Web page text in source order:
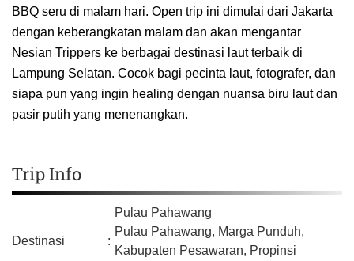
BBQ seru di malam hari. Open trip ini dimulai dari Jakarta
dengan keberangkatan malam dan akan mengantar
Nesian Trippers ke berbagai destinasi laut terbaik di
Lampung Selatan. Cocok bagi pecinta laut, fotografer, dan
siapa pun yang ingin healing dengan nuansa biru laut dan
pasir putih yang menenangkan.
Trip Info
Destinasi :
Pulau Pahawang
Pulau Pahawang, Marga Punduh,
Kabupaten Pesawaran, Propinsi